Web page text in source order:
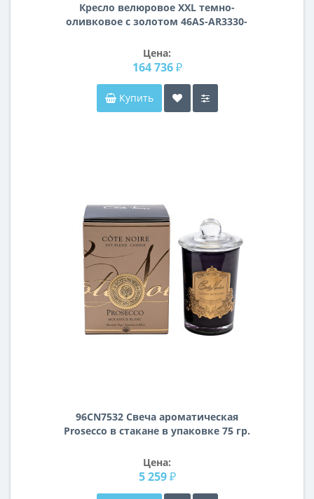
Кресло велюровое XXL темно-
оливковое с золотом 46AS-AR3330-
Цена:
164 736 ₽
Купить
96CN7532 Свеча ароматическая
Prosecco в стакане в упаковке 75 гр.
Цена:
5 259 ₽